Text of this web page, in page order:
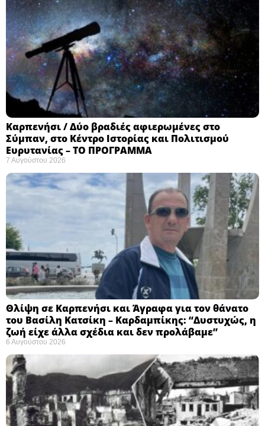
Καρπενήσι / Δύο βραδιές αφιερωμένες στο
Σύμπαν, στο Κέντρο Ιστορίας και Πολιτισμού
Ευρυτανίας – ΤΟ ΠΡΟΓΡΑΜΜΑ
7 Αυγούστου 2026
Θλίψη σε Καρπενήσι και Άγραφα για τον θάνατο
του Βασίλη Κατσίκη – Καρδαμπίκης: “Δυστυχώς, η
ζωή είχε άλλα σχέδια και δεν προλάβαμε”
6 Αυγούστου 2026